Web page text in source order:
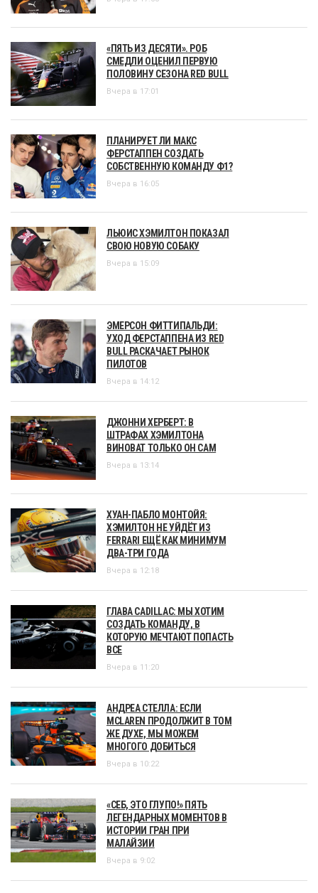
«ПЯТЬ ИЗ ДЕСЯТИ». РОБ
СМЕДЛИ ОЦЕНИЛ ПЕРВУЮ
ПОЛОВИНУ СЕЗОНА RED BULL
Вчера в 17:01
ПЛАНИРУЕТ ЛИ МАКС
ФЕРСТАППЕН СОЗДАТЬ
СОБСТВЕННУЮ КОМАНДУ Ф1?
Вчера в 16:05
ЛЬЮИС ХЭМИЛТОН ПОКАЗАЛ
СВОЮ НОВУЮ СОБАКУ
Вчера в 15:09
ЭМЕРСОН ФИТТИПАЛЬДИ:
УХОД ФЕРСТАППЕНА ИЗ RED
BULL РАСКАЧАЕТ РЫНОК
ПИЛОТОВ
Вчера в 14:12
ДЖОННИ ХЕРБЕРТ: В
ШТРАФАХ ХЭМИЛТОНА
ВИНОВАТ ТОЛЬКО ОН САМ
Вчера в 13:14
ХУАН-ПАБЛО МОНТОЙЯ:
ХЭМИЛТОН НЕ УЙДЁТ ИЗ
FERRARI ЕЩЁ КАК МИНИМУМ
ДВА-ТРИ ГОДА
Вчера в 12:18
ГЛАВА CADILLAC: МЫ ХОТИМ
СОЗДАТЬ КОМАНДУ, В
КОТОРУЮ МЕЧТАЮТ ПОПАСТЬ
ВСЕ
Вчера в 11:20
АНДРЕА СТЕЛЛА: ЕСЛИ
MCLAREN ПРОДОЛЖИТ В ТОМ
ЖЕ ДУХЕ, МЫ МОЖЕМ
МНОГОГО ДОБИТЬСЯ
Вчера в 10:22
«СЕБ, ЭТО ГЛУПО!» ПЯТЬ
ЛЕГЕНДАРНЫХ МОМЕНТОВ В
ИСТОРИИ ГРАН ПРИ
МАЛАЙЗИИ
Вчера в 9:02